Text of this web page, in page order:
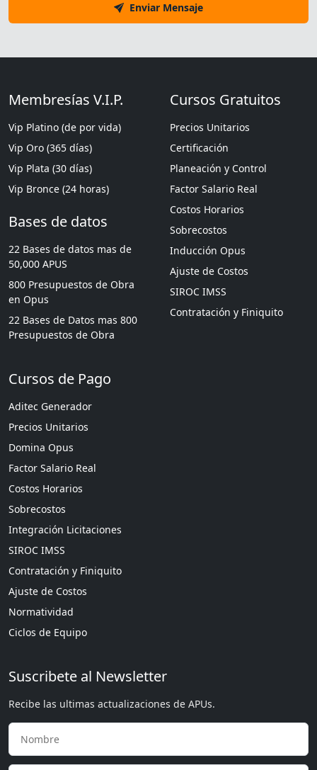
Enviar Mensaje
Membresías V.I.P.
Vip Platino (de por vida)
Vip Oro (365 días)
Vip Plata (30 días)
Vip Bronce (24 horas)
Bases de datos
22 Bases de datos mas de
50,000 APUS
800 Presupuestos de Obra
en Opus
22 Bases de Datos mas 800
Presupuestos de Obra
Cursos Gratuitos
Precios Unitarios
Certificación
Planeación y Control
Factor Salario Real
Costos Horarios
Sobrecostos
Inducción Opus
Ajuste de Costos
SIROC IMSS
Contratación y Finiquito
Cursos de Pago
Aditec Generador
Precios Unitarios
Domina Opus
Factor Salario Real
Costos Horarios
Sobrecostos
Integración Licitaciones
SIROC IMSS
Contratación y Finiquito
Ajuste de Costos
Normatividad
Ciclos de Equipo
Suscribete al Newsletter
Recibe las ultimas actualizaciones de APUs.